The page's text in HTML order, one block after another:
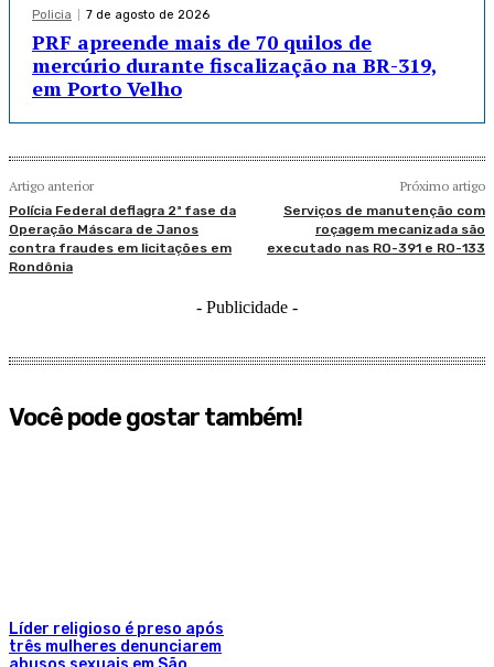
Policia 7 de agosto de 2026
PRF apreende mais de 70 quilos de
mercúrio durante fiscalização na BR-319,
em Porto Velho
Artigo anterior
Polícia Federal deflagra 2ª fase da
Operação Máscara de Janos
contra fraudes em licitações em
Rondônia
Próximo artigo
Serviços de manutenção com
roçagem mecanizada são
executado nas RO-391 e RO-133
- Publicidade -
Você pode gostar também!
Líder religioso é preso após
três mulheres denunciarem